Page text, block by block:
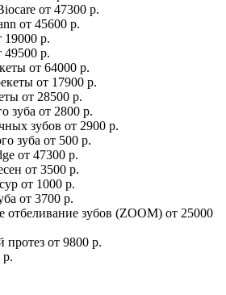
от 47300 р.
от 45600 р.
19000 р.
49500 р.
от 64000 р.
от 17900 р.
от 28500 р.
зуба от 2800 р.
зубов от 2900 р.
зуба от 500 р.
от 47300 р.
от 3500 р.
от 1000 р.
от 3700 р.
отбеливание зубов (ZOOM) от 25000
протез от 9800 р.
р.